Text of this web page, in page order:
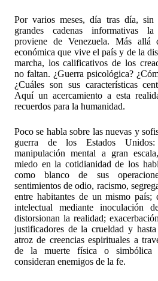
Por varios meses, día tras día, sin
grandes cadenas informativas
proviene de Venezuela. Más allá
económica que vive el país y de la
marcha, los calificativos de los
no faltan. ¿Guerra psicológica?
¿Cuáles son sus características
Aquí un acercamiento a esta
recuerdos para la humanidad.
Poco se habla sobre las nuevas y
guerra de los Estados Unidos:
manipulación mental a gran
miedo en la cotidianidad de los
como blanco de sus
sentimientos de odio, racismo,
entre habitantes de un mismo país;
intelectual mediante inoculación
distorsionan la realidad;
justificadores de la crueldad y
atroz de creencias espirituales a
de la muerte física o
consideran enemigos de la fe.